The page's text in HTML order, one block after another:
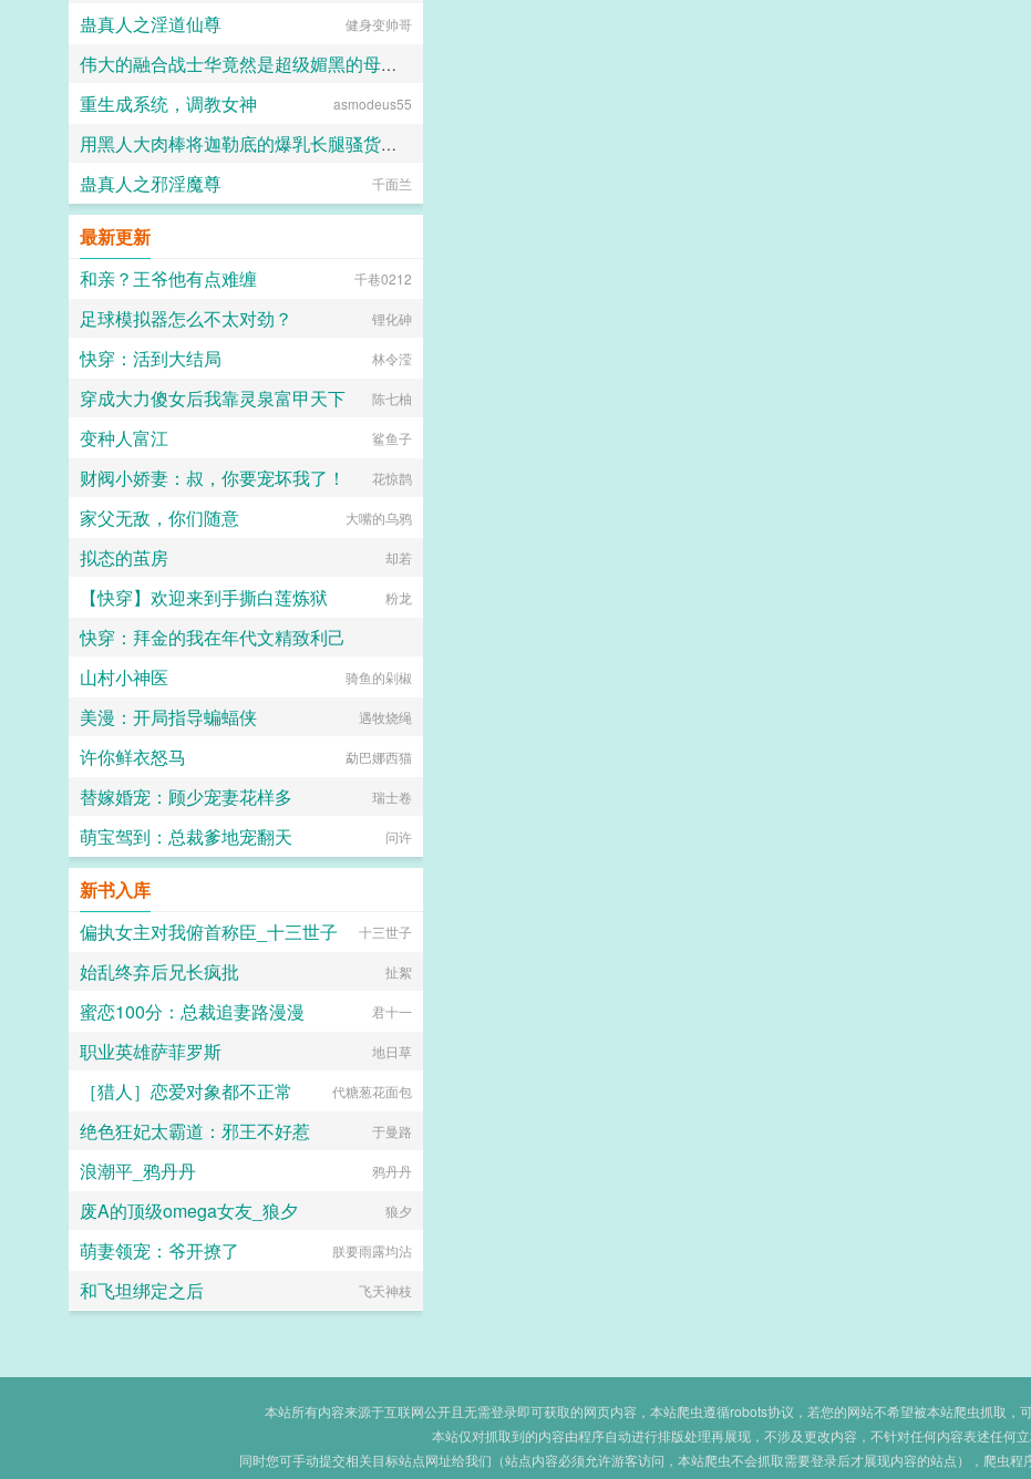
ni1l
蛊真人之淫道仙尊 健身变帅哥
伟大的融合战士华竟然是超级媚黑的母猪便器这件事
嘿嘿嘿
重生成系统，调教女神 asmodeus55
用黑人大肉棒将迦勒底的爆乳长腿骚货英灵一个个的全都调教成发情媚黑母猪贱婊吧
克图格亚改二
蛊真人之邪淫魔尊 千面兰
最新更新
和亲？王爷他有点难缠
千巷0212
足球模拟器怎么不太对劲？ 锂化砷
快穿：活到大结局 林令滢
穿成大力傻女后我靠灵泉富甲天下 陈七柚
变种人富江 鲨鱼子
财阀小娇妻：叔，你要宠坏我了！ 花惊鹊
家父无敌，你们随意 大嘴的乌鸦
拟态的茧房 却若
【快穿】欢迎来到手撕白莲炼狱 粉龙
快穿：拜金的我在年代文精致利己
楠楠的修仙梦
山村小神医 骑鱼的剁椒
美漫：开局指导蝙蝠侠 遇牧烧绳
许你鲜衣怒马 勐巴娜西猫
替嫁婚宠：顾少宠妻花样多 瑞士卷
萌宝驾到：总裁爹地宠翻天 问许
新书入库
偏执女主对我俯首称臣_十三世子
十三世子
始乱终弃后兄长疯批 扯絮
蜜恋100分：总裁追妻路漫漫 君十一
职业英雄萨菲罗斯 地日草
［猎人］恋爱对象都不正常 代糖葱花面包
绝色狂妃太霸道：邪王不好惹 于曼路
浪潮平_鸦丹丹 鸦丹丹
废A的顶级omega女友_狼夕 狼夕
萌妻领宠：爷开撩了 朕要雨露均沾
和飞坦绑定之后 飞天神枝
本站所有内容来源于互联网公开且无需登录即可获取的网页内容，本站爬虫遵循robots协议，若您的网站不希望被本站爬虫抓取，
本站仅对抓取到的内容由程序自动进行排版处理再展现，不涉及更改内容，不针对任何内容表述任何立
同时您可手动提交相关目标站点网址给我们（站点内容必须允许游客访问，本站爬虫不会抓取需要登录后才展现内容的站点），爬虫程